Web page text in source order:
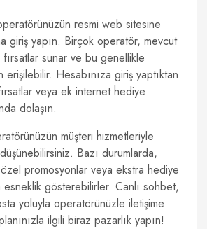
resmi web sitesine
giriş yapın. Birçok operatör, mevcut
sunar ve bu genellikle
Hesabınıza giriş yaptıktan
veya ek internet hediye
dolaşın.
müşteri hizmetleriyle
Bazı durumlarda,
promosyonlar veya ekstra hediye
gösterebilirler. Canlı sohbet,
yoluyla operatörünüzle iletişime
ilgili biraz pazarlık yapın!